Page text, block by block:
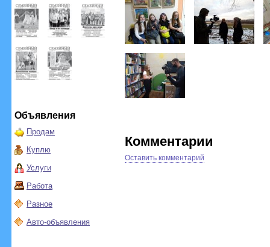
Объявления
Продам
Куплю
Услуги
Работа
Разное
Авто-объявления
Комментарии
Оставить комментарий